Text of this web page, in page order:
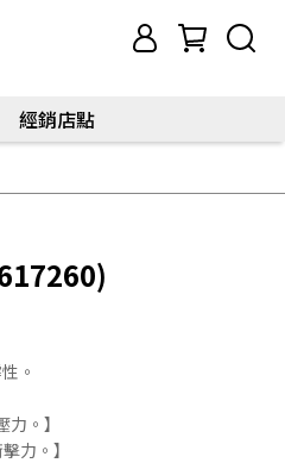
經銷店點
。
。】
力。】